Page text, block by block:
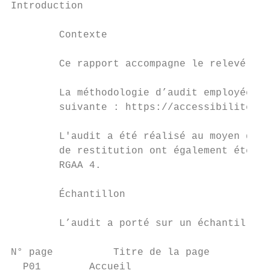
Introduction
        Contexte
Ce rapport accompagne le relevé
La méthodologie d’audit employée
suivante : https://
L'audit a été réalisé au moyen de
de restitution ont également été
        RGAA 4.
        Échantillon
L’audit a porté sur un
N° page          Titre de la page
P01        Accueil